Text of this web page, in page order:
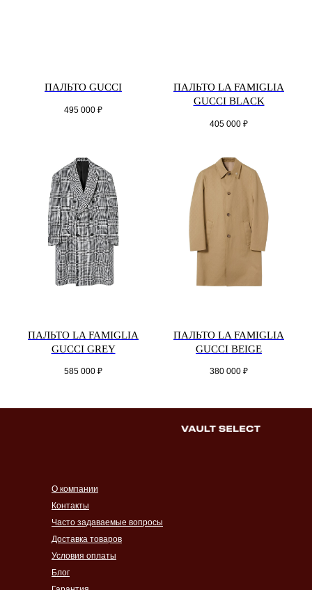
ПАЛЬТО GUCCI
495 000 ₽
ПАЛЬТО LA FAMIGLIA
GUCCI BLACK
405 000 ₽
ПАЛЬТО LA FAMIGLIA
GUCCI GREY
585 000 ₽
ПАЛЬТО LA FAMIGLIA
GUCCI BEIGE
380 000 ₽
Контакты
Часто задаваемые вопросы
Доставка товаров
Условия оплаты
Блог
О компании